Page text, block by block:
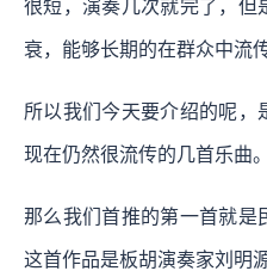
很短，演奏几次就完了，但
衰，能够长期的在群众中流传
所以我们今天要介绍的呢，
现在仍然很流传的几首乐曲。
那么我们首推的第一首就是
这首作品是板胡演奏家刘明